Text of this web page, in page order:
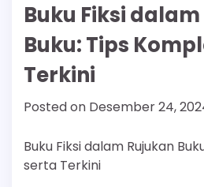
Buku Fiksi
Buku: Tips
Terkini
Posted on Desember 24,
Buku Fiksi dalam Rujukan
serta Terkini